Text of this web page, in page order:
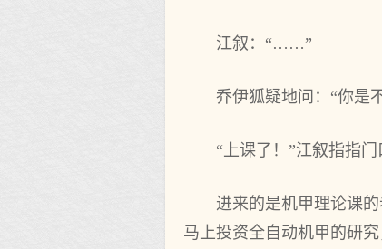
江叙：“……”
乔伊狐疑地问：“你是
“上课了！”江叙指指门
进来的是机甲理论课
马上投资全自动机甲的研